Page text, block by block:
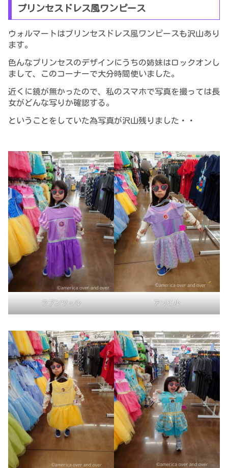
プリンセスドレス風ワンピース
ウォルマートはプリンセスドレス風ワンピースも沢山あり
ます。
色んなプリンセスのデザインにうちの姉妹はロックオンし
まして、このコーナーで大分時間使いました。
近くに鏡が無かったので、私のスマホで写真を撮っては長
女がどんな写りか確認する。
ということをしていた為写真が沢山残りました・・
ラプンツェル アリエル